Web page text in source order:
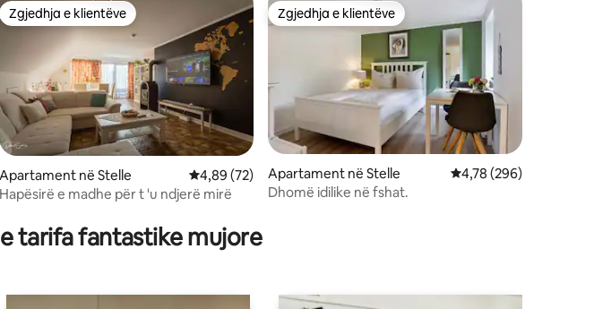
5 nga 5, 27 vlerësime
Zgjedhja e klientëve
Zgjedhja e klientëve
Apartament në Stelle Vlerësimi mesatar 4,89 nga 5, 72 vlerësime
4,89 (72)
Hapësirë e madhe për t 'u ndjerë mirë
Zgjedhja e klientëve
Zgjedhja e klientëve
Apartament në Stelle Vlerësimi mesatar
4,78 (296)
Dhomë idilike në fshat.
tarifa fantastike mujore